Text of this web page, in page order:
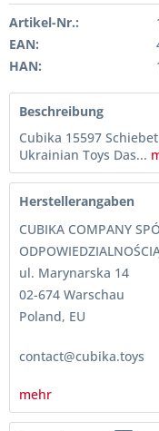
Artikel-Nr.:
EAN:
HAN:
Beschreibung
Cubika 15597
Ukrainian Toys Das...
Herstellerangaben
CUBIKA COMPANY
ul. Marynarska 14
02-674 Warschau
Poland, EU
contact@cubika.toys
mehr